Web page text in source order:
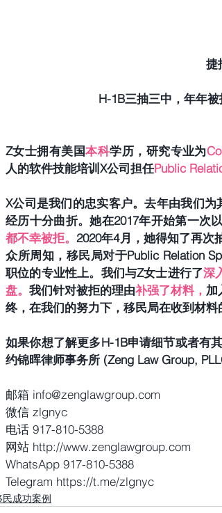
捷
H-1B三抽三中，年年
Z女士拥有美国本科学历，研究专业为
人的软件技能培训X公司担任Public
X公司是我们的忠实客户。去年由我们
经历十分曲折。她在2017年开始第一次
都不幸被拒。 2020年4月，她得知了再次
众所周知，移民局对于Public Relation
职位的专业性上。我们与Z女士进行了深
盘。 我们针对被拒的理由补强了材料， 加
终，在我们的努力下，移民局在收到材料
如果你想了解更多H-1B申请细节或者有
约锦晖律师事务所 (Zeng Law Group,
邮箱 info@zenglawgroup.com
微信 zlgnyc
电话 917-810-5388
网站 http://www.zenglawgroup.com
WhatsApp 917-810-5388
Telegram https://t.me/zlgnyc
民成功案例